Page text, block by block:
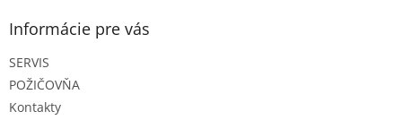
Informácie pre vás
SERVIS
POŽIČOVŇA
Kontakty